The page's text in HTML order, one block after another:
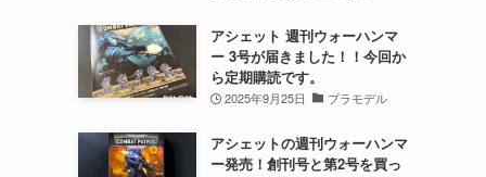
アシェット 週刊ウォーハンマ
ー 3号が届きました！！今回か
ら定期購読です。
2025年9月25日 プラモデル
アシェットの週刊ウォーハンマ
ー発売！創刊号と第2号を買っ